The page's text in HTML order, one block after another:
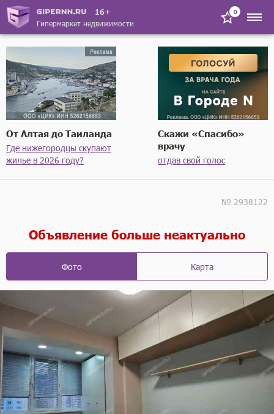
16+
Гипермаркет недвижимости
0
От Алтая до Таиланда
Где нижегородцы скупают
жилье в 2026 году?
Скажи «Спасибо»
врачу
отдав свой голос
№ 2938122
Объявление больше неактуально
Фото Карта